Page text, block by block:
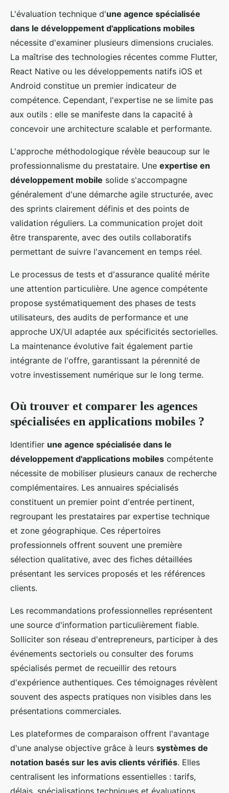
L'évaluation technique d'une agence spécialisée
dans le développement d'applications mobiles
nécessite d'examiner plusieurs dimensions cruciales.
La maîtrise des technologies récentes comme Flutter,
React Native ou les développements natifs iOS et
Android constitue un premier indicateur de
compétence. Cependant, l'expertise ne se limite pas
aux outils : elle se manifeste dans la capacité à
concevoir une architecture scalable et performante.
L'approche méthodologique révèle beaucoup sur le
professionnalisme du prestataire. Une expertise en
développement mobile solide s'accompagne
généralement d'une démarche agile structurée, avec
des sprints clairement définis et des points de
validation réguliers. La communication projet doit
être transparente, avec des outils collaboratifs
permettant de suivre l'avancement en temps réel.
Le processus de tests et d'assurance qualité mérite
une attention particulière. Une agence compétente
propose systématiquement des phases de tests
utilisateurs, des audits de performance et une
approche UX/UI adaptée aux spécificités sectorielles.
La maintenance évolutive fait également partie
intégrante de l'offre, garantissant la pérennité de
votre investissement numérique sur le long terme.
Où trouver et comparer les agences
spécialisées en applications mobiles ?
Identifier une agence spécialisée dans le
développement d'applications mobiles compétente
nécessite de mobiliser plusieurs canaux de recherche
complémentaires. Les annuaires spécialisés
constituent un premier point d'entrée pertinent,
regroupant les prestataires par expertise technique
et zone géographique. Ces répertoires
professionnels offrent souvent une première
sélection qualitative, avec des fiches détaillées
présentant les services proposés et les références
clients.
Les recommandations professionnelles représentent
une source d'information particulièrement fiable.
Solliciter son réseau d'entrepreneurs, participer à des
événements sectoriels ou consulter des forums
spécialisés permet de recueillir des retours
d'expérience authentiques. Ces témoignages révèlent
souvent des aspects pratiques non visibles dans les
présentations commerciales.
Les plateformes de comparaison offrent l'avantage
d'une analyse objective grâce à leurs systèmes de
notation basés sur les avis clients vérifiés. Elles
centralisent les informations essentielles : tarifs,